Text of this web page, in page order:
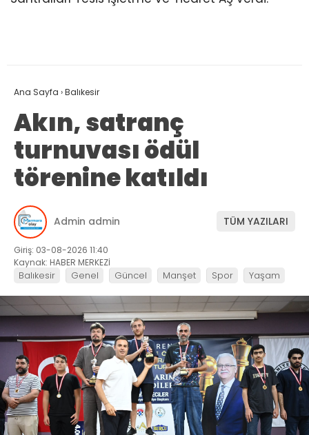
Ana Sayfa ›Balıkesir
Akın, satranç
turnuvası ödül
törenine katıldı
Admin admin TÜM YAZILARI
Giriş: 03-08-2026 11:40
Kaynak: HABER MERKEZİ
Balıkesir Genel Güncel Manşet Spor Yaşam